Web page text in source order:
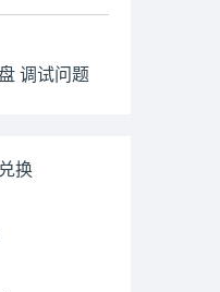
调试问题
换